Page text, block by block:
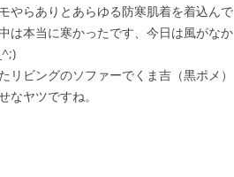
やらありとあらゆる防寒肌着を着込んで
は本当に寒かったです、今日は風がなか
ビングのソファーでくま吉（黒ポメ）
ヤツですね。